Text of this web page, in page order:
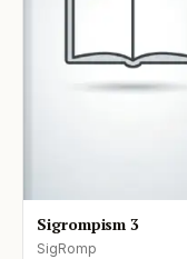
Sigrompism 3
SigRomp